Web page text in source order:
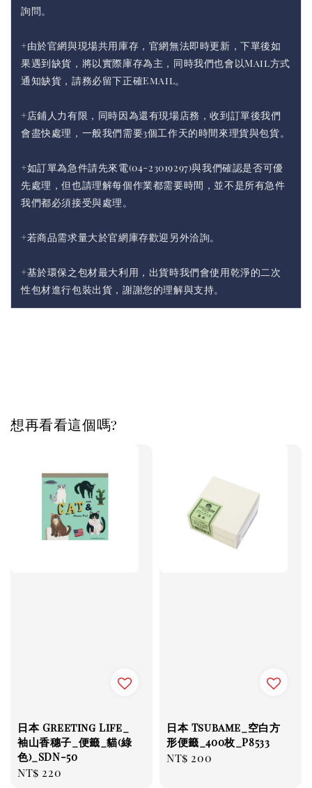
詢問。
+由於官網與現場共用庫存，官網無法即時更新，下單後如
果遇到缺貨，將以實際庫存為主，同時我們也會以Mail方式
通知缺貨，請務必留下正確Email。
+店鋪人力有限，同時因為還有現場店務，收到訂單後我們
會盡快處理，一般我們需要3個工作天的時間來理貨與包貨。
+如訂單為急件請先來電(04-23019297)與我們確認是否可優
先處理，但也請理解每個作業都需要時間，並不是所有急件
我們都必須接受與處理。
+若商品需求量大於官網庫存歡迎另外洽詢。
+基於環保之包材最大利用，出貨時我們會使用乾淨的二次
性包材進行包裝出貨，謝謝您的理解與支持。
想再看看這個嗎?
日本 Greeting Life_
袖山香穗子_便籤_貓(綠
色)_SDN-50
Regular
NT$ 220
日本 Tsubame_空白方
形便籤_400枚_P8533
Regular
NT$ 200